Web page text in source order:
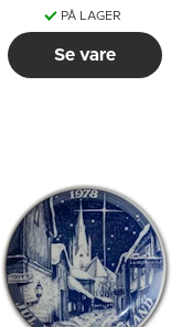
PÅ LAGER
Se vare